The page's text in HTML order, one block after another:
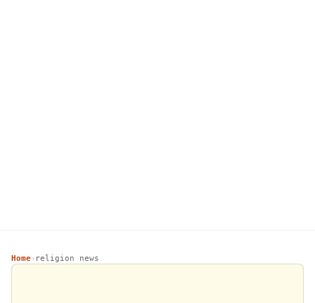
Home› religion news